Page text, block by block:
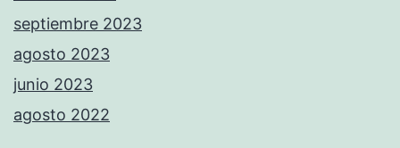
septiembre 2023
agosto 2023
junio 2023
agosto 2022